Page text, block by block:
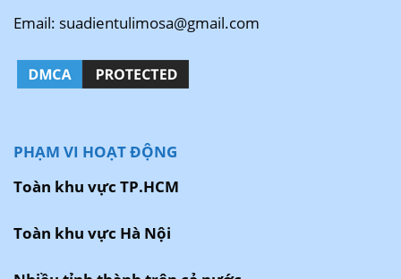
Email: suadientulimosa@gmail.com
PHẠM VI HOẠT ĐỘNG
Toàn khu vực TP.HCM
Toàn khu vực Hà Nội